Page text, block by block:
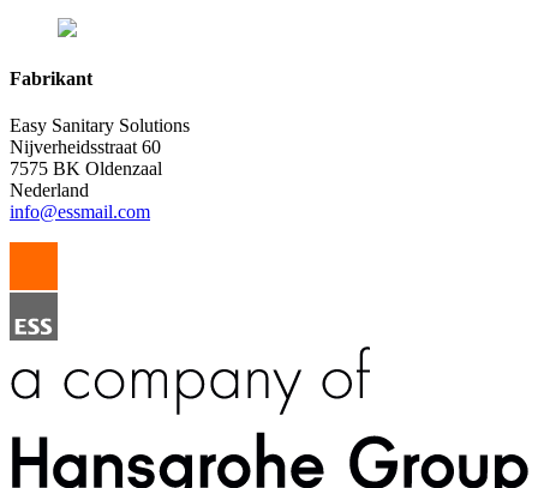
Fabrikant
Easy Sanitary Solutions
Nijverheidsstraat 60
7575 BK Oldenzaal
Nederland
info@essmail.com